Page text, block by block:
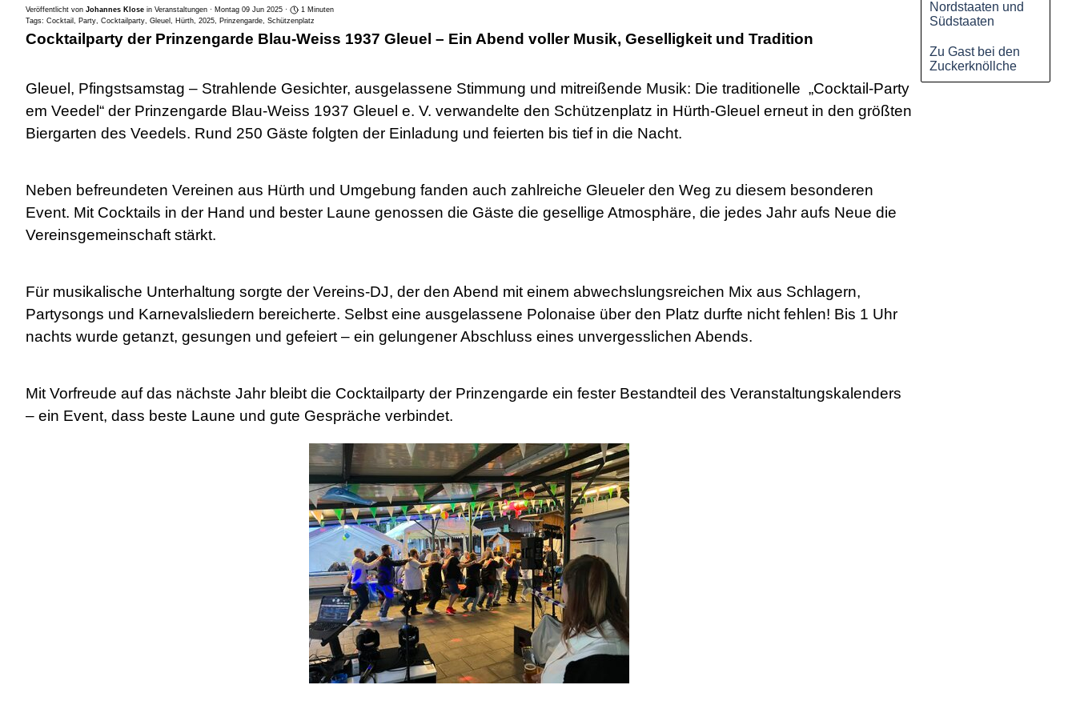
Veröffentlicht von Johannes Klose in Veranstaltungen · Montag 09 Jun 2025 ·
1 Minuten
Tags: Cocktail Party Cocktailparty Gleuel Hürth 2025 Prinzengarde Schützenplatz
Cocktailparty der Prinzengarde Blau-Weiss 1937 Gleuel – Ein Abend voller Musik, Geselligkeit und Tradition
Gleuel, Pfingstsamstag – Strahlende Gesichter, ausgelassene Stimmung und mitreißende Musik: Die traditionelle „Cocktail-Party
em Veedel“ der Prinzengarde Blau-Weiss 1937 Gleuel e. V. verwandelte den Schützenplatz in Hürth-Gleuel erneut in den größten
Biergarten des Veedels. Rund 250 Gäste folgten der Einladung und feierten bis tief in die Nacht.
Neben befreundeten Vereinen aus Hürth und Umgebung fanden auch zahlreiche Gleueler den Weg zu diesem besonderen
Event. Mit Cocktails in der Hand und bester Laune genossen die Gäste die gesellige Atmosphäre, die jedes Jahr aufs Neue die
Vereinsgemeinschaft stärkt.
Für musikalische Unterhaltung sorgte der Vereins-DJ, der den Abend mit einem abwechslungsreichen Mix aus Schlagern,
Partysongs und Karnevalsliedern bereicherte. Selbst eine ausgelassene Polonaise über den Platz durfte nicht fehlen! Bis 1 Uhr
nachts wurde getanzt, gesungen und gefeiert – ein gelungener Abschluss eines unvergesslichen Abends.
Mit Vorfreude auf das nächste Jahr bleibt die Cocktailparty der Prinzengarde ein fester Bestandteil des Veranstaltungskalenders
– ein Event, dass beste Laune und gute Gespräche verbindet.
Nordstaaten und
Südstaaten
Zu Gast bei den
Zuckerknöllche